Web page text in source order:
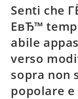
Senti che
EвЂ™
abile
verso
sopra non
popolare